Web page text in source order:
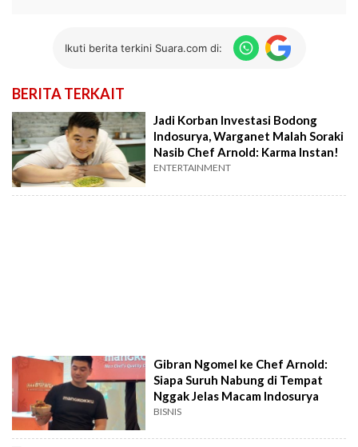
Ikuti berita terkini Suara.com di:
BERITA TERKAIT
Jadi Korban Investasi Bodong
Indosurya, Warganet Malah Soraki
Nasib Chef Arnold: Karma Instan!
ENTERTAINMENT
Gibran Ngomel ke Chef Arnold:
Siapa Suruh Nabung di Tempat
Nggak Jelas Macam Indosurya
BISNIS